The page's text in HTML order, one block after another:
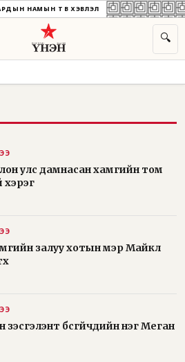
НАМЫН ТӨВ ХЭВЛЭЛ
🔍
улс дамнасан хамгийн том
хэрэг
залуу хотын мэр Майкл
бүсгүйчүүдийн нэг Меган